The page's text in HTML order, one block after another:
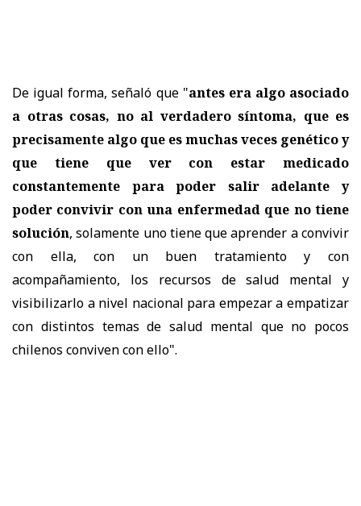
De igual forma, señaló que "antes era algo asociado
a otras cosas, no al verdadero síntoma, que es
precisamente algo que es muchas veces genético y
que tiene que ver con estar medicado
constantemente para poder salir adelante y
poder convivir con una enfermedad que no tiene
solución, solamente uno tiene que aprender a convivir
con ella, con un buen tratamiento y con
acompañamiento, los recursos de salud mental y
visibilizarlo a nivel nacional para empezar a empatizar
con distintos temas de salud mental que no pocos
chilenos conviven con ello".